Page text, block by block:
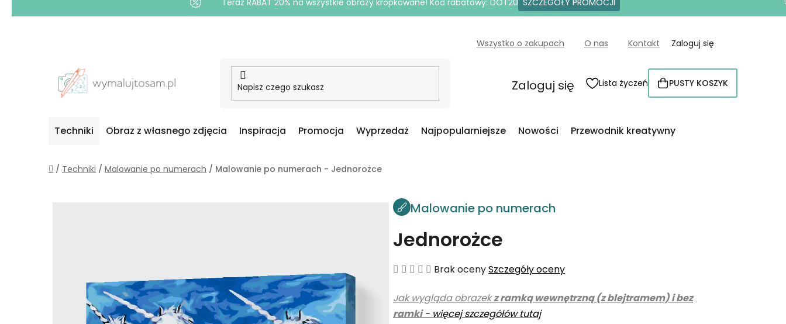
Teraz RABAT 20% na wszystkie obrazy kropkowane! Kod rabatowy: DOT20 SZCZEGÓŁY PROMOCJI
Wszystko o zakupach O nas Kontakt Zaloguj się
Zaloguj się Lista życzeń KOSZYK
PUSTY KOSZYK
Techniki Obraz z własnego zdjęcia Inspiracja Promocja Wyprzedaż Najpopularniejsze Nowości Przewodnik kreatywny
Home
/ Techniki / Malowanie po numerach / Malowanie po numerach - Jednorożce
Malowanie po numerach
Jednorożce
Średnia
produktu
wynosi
Brak ocenySzczegóły oceny
Jak wygląda obrazekz ramką wewnętrzną (z blejtramem) i bez
ramki- więcej szczegółów tutaj